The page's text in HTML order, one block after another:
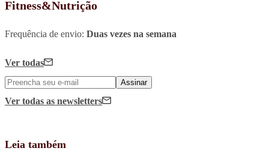
Fitness&Nutrição
Frequência de envio: Duas vezes na semana
Ver todas
Assinar
Ver todas as newsletters
Leia também